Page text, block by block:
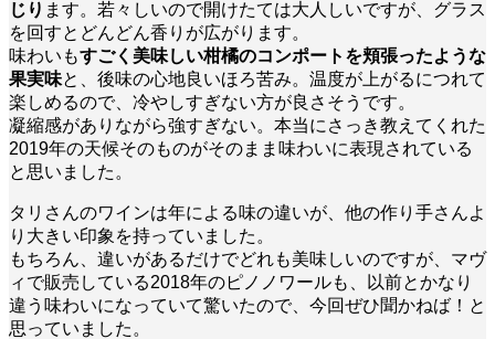
じり ます。若々しいので開けたては大人しいですが、グラス
を回すとどんどん香りが広がります。
味わいもすごく美味しい柑橘のコンポートを頬張ったような
果実味と、後味の心地良いほろ苦み。温度が上がるにつれて
楽しめるので、冷やしすぎない方が良さそうです。
凝縮感がありながら強すぎない。本当にさっき教えてくれた
2019年の天候そのものがそのまま味わいに表現されている
と思いました。
タリさんのワインは年による味の違いが、他の作り手さんよ
り大きい印象を持っていました。
もちろん、違いがあるだけでどれも美味しいのですが、マヴ
ィで販売している2018年のピノノワールも、以前とかなり
違う味わいになっていて驚いたので、今回ぜひ聞かねば！と
思っていました。